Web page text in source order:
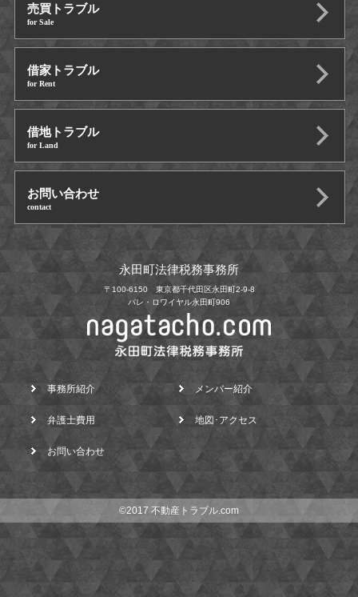
売買トラブル
for Sale
借家トラブル
for Rent
借地トラブル
for Land
お問い合わせ
contact
永田町法律税務事務所
〒100-6150 東京都千代田区永田町2-9-8
パレ・ロワイヤル永田町906
事務所紹介 メンバー紹介
弁護士費用 地図･アクセス
お問い合わせ
©2017 不動産トラブル.com